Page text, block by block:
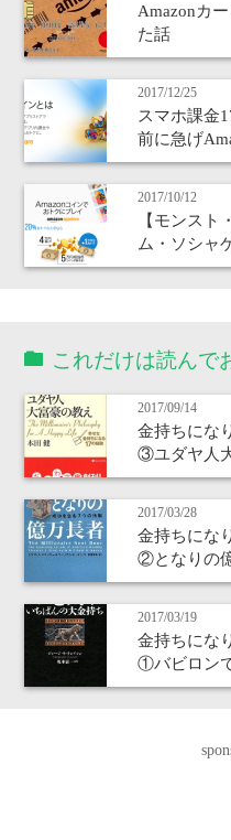
Amazonカ
た話
2017/12/25
スマホ課金
前に急げ
2017/10/12
【モンス
ム・ソシャ
これだけは読んで
2017/09/14
金持ちにな
③ユダヤ人
2017/03/28
金持ちにな
②となりの
2017/03/19
金持ちにな
①バビロン